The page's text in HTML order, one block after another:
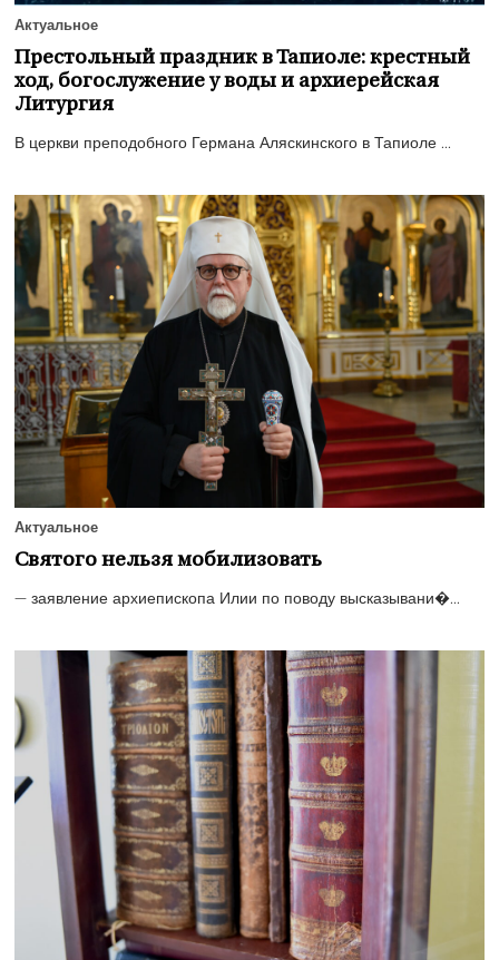
Актуальное
Престольный праздник в Тапиоле: крестный
ход, богослужение у воды и архиерейская
Литургия
В церкви преподобного Германа Аляскинского в Тапиоле ...
Актуальное
Святого нельзя мобилизовать
— заявление архиепископа Илии по поводу высказывани�...